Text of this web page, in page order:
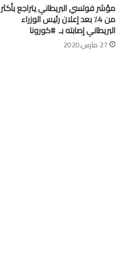
مؤشر فوتسي البريطاني يتراجع بأكثر
من 4٪ بعد إعلان رئيس الوزراء
البريطاني إصابته بـ ⁧ #كورونا⁩
27 مارس,2020